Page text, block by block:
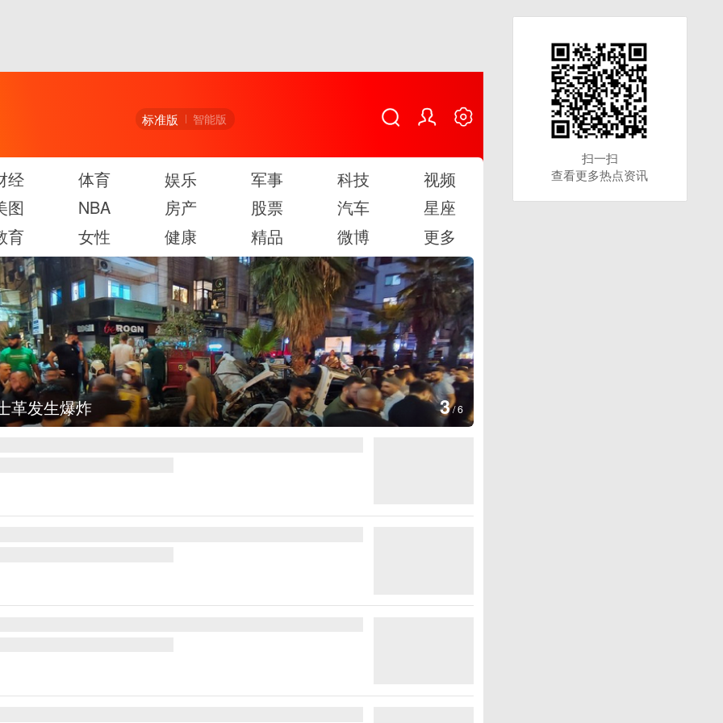
标准版 智能版
经 体育 娱乐 军事 科技
视频
图
NBA 房产 股票 汽车
星座
育
女性 健康 精品 微博 更多
弥勒：欢庆火把节 4/6
扫一扫
查看更多热点资讯
扫一扫
查看更多热点资讯